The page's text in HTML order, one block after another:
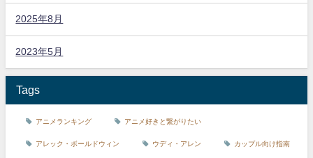
2025年8月
2023年5月
Tags
アニメランキング アニメ好きと繋がりたい
アレック・ボールドウィン ウディ・アレン カップル向け指南